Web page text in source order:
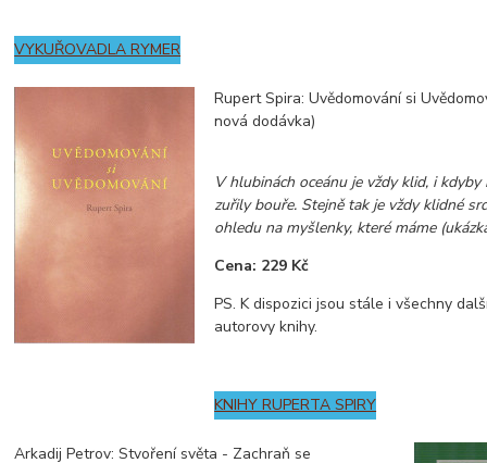
VYKUŘOVADLA RYMER
Rupert Spira: Uvědomování si
nová dodávka)
V hlubinách oceánu je vždy klid, i kdyby
zuřily bouře. Stejně tak je vždy klidné
ohledu na myšlenky, které máme
Cena: 229 Kč
PS. K dispozici jsou stále i všechny
autorovy knihy.
KNIHY RUPERTA SPIRY
Arkadij Petrov: Stvoření světa - Zachraň se